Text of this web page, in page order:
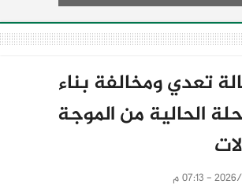
12 حالة تعدي ومخالفة بناء
الحالية من الموجة